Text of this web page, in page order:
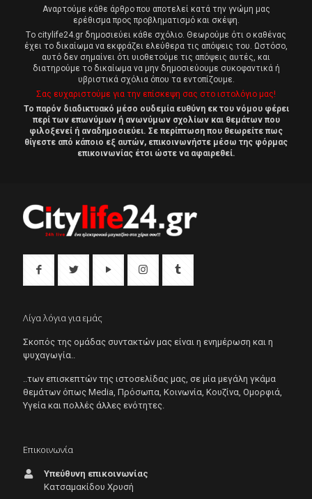
Αναρτούμε κάθε άρθρο που αποτελεί κατά την γνώμη μας
ερέθισμα προς προβληματισμό και σκέψη.
Tο citylife24.gr δημοσιεύει κάθε σχόλιο. Θεωρούμε ότι ο καθένας
έχει το δικαίωμα να εκφράζει ελεύθερα τις απόψεις του. Ωστόσο,
αυτό δεν σημαίνει ότι υιοθετούμε τις απόψεις αυτές, και
διατηρούμε το δικαίωμα να μην δημοσιεύουμε συκοφαντικά ή
υβριστικά σχόλια όπου τα εντοπίζουμε.
Σας ευχαριστούμε για την επίσκεψη σας στο ιστολόγιο μας!
Το παρόν διαδικτυακό μέσο ουδεμία ευθύνη εκ του νόμου φέρει
περί των επωνύμων ή ανωνύμων σχολίων και θεμάτων που
φιλοξενεί ή αναδημοσιεύει. Σε περίπτωση που θεωρείτε πως
θίγεστε από κάποιο εξ αυτών, επικοινωνήστε μέσω της φόρμας
επικοινωνίας έτσι ώστε να αφαιρεθεί.
Λίγα λόγια για εμάς
Σκοπός της ομάδας συντακτών μας είναι η ενημέρωση και η
ψυχαγωγία..
..των επισκεπτών της ιστοσελίδας μας, σε μία μεγάλη γκάμα
θεμάτων όπως Μedia, Πρόσωπα, Κοινωνία, Κουζίνα, Ομορφιά,
Υγεία και πολλές άλλες ενότητες.
Επικοινωνία
Υπεύθυνη επικοινωνίας
Κατσαμακίδου Χρυσή